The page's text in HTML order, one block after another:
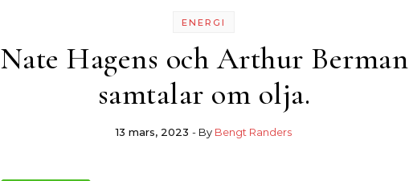
ENERGI
Nate Hagens och Arthur Berman
samtalar om olja.
13 mars, 2023 - By Bengt Randers